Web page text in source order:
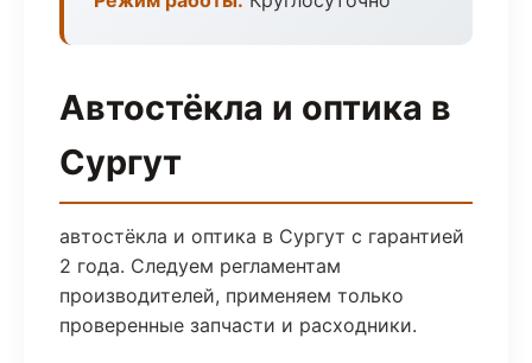
Автостёкла и оптика в
Сургут
автостёкла и оптика в Сургут с гарантией
2 года. Следуем регламентам
производителей, применяем только
проверенные запчасти и расходники.